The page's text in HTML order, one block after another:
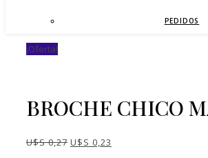
PEDIDOS
¡Oferta!
BROCHE CHICO
U$S0,27 El
U$S 0,23